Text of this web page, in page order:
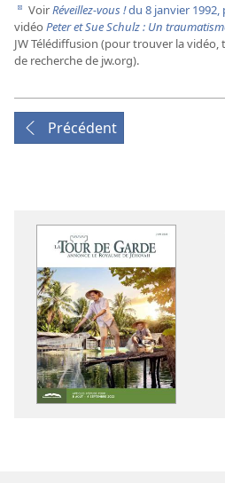
d VoirRéveillez-vous !du 8 janvier 1992,
vidéo Peter et Sue Schulz : Un
JW Télédiffusion (pour trouver la
de recherche de jw.org).
Précédent